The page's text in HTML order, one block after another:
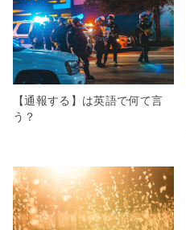
【通報する】は英語で何て言
う？